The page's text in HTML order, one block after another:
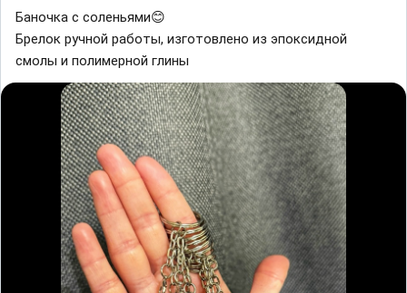
Баночка с соленьями😊
Брелок ручной работы, изготовлено из эпоксидной
смолы и полимерной глины